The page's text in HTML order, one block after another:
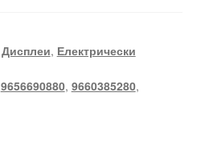
Дисплеи, Електрически
9656690880, 9660385280,